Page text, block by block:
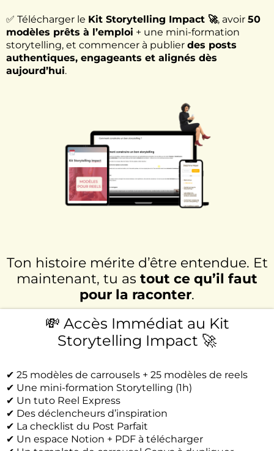
✅ Télécharger le Kit Storytelling Impact 🚀, avoir 50
modèles prêts à l’emploi + une mini-formation
storytelling, et commencer à publier des posts
authentiques, engageants et alignés dès
aujourd’hui.
Ton histoire mérite d’être entendue. Et
maintenant, tu as tout ce qu’il faut
pour la raconter.
💸 Accès Immédiat au Kit
Storytelling Impact 🚀
✔ 25 modèles de carrousels + 25 modèles de reels
✔ Une mini-formation Storytelling (1h)
✔ Un tuto Reel Express
✔ Des déclencheurs d’inspiration
✔ La checklist du Post Parfait
✔ Un espace Notion + PDF à télécharger